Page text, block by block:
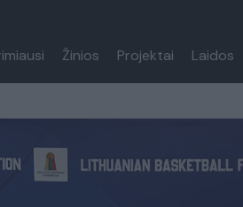
Žinios Projektai Laidos